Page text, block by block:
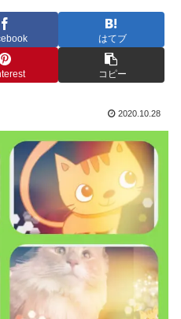
はてブ
コピー
2020.10.28